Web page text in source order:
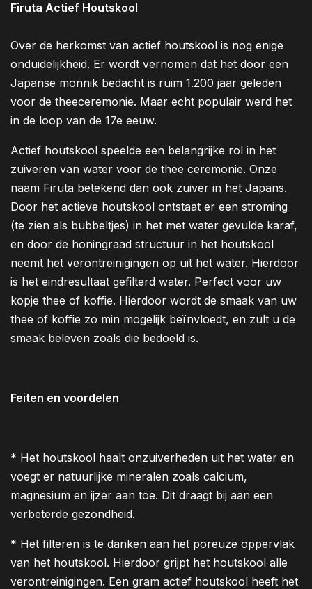
Firuta Actief Houtskool
Over de herkomst van actief houtskool is nog enige
onduidelijkheid. Er wordt vernomen dat het door een
Japanse monnik bedacht is ruim 1.200 jaar geleden
voor de theeceremonie. Maar echt populair werd het
in de loop van de 17e eeuw.
Actief houtskool speelde een belangrijke rol in het
zuiveren van water voor de thee ceremonie. Onze
naam Firuta betekend dan ook zuiver in het Japans.
Door het actieve houtskool ontstaat er een stroming
(te zien als bubbeltjes) in het met water gevulde karaf,
en door de honingraad structuur in het houtskool
neemt het verontreinigingen op uit het water. Hierdoor
is het eindresultaat gefilterd water. Perfect voor uw
kopje thee of koffie. Hierdoor wordt de smaak van uw
thee of koffie zo min mogelijk beïnvloedt, en zult u de
smaak beleven zoals die bedoeld is.
Feiten en voordelen
* Het houtskool haalt onzuiverheden uit het water en
voegt er natuurlijke mineralen zoals calcium,
magnesium en ijzer aan toe. Dit draagt bij aan een
verbeterde gezondheid.
* Het filteren is te danken aan het poreuze oppervlak
van het houtskool. Hierdoor grijpt het houtskool alle
verontreinigingen. Een gram actief houtskool heeft het